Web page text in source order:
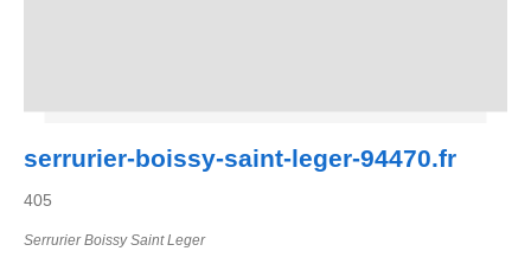
serrurier-boissy-saint-leger-94470.fr
405
Serrurier Boissy Saint Leger